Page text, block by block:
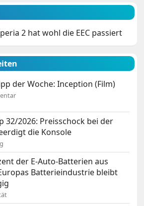
2 hat wohl die EEC passiert
der Woche: Inception (Film)
32/2026: Preisschock bei der
die Konsole
der E-Auto-Batterien aus
Batterieindustrie bleibt